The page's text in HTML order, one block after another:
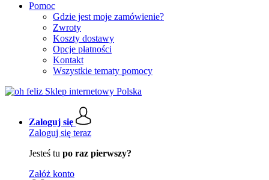
Pomoc
Gdzie jest moje zamówienie?
Zwroty
Koszty dostawy
Opcje płatności
Kontakt
Wszystkie tematy pomocy
Zaloguj się
Zaloguj się teraz
Jesteś tu po raz pierwszy?
Załóż konto